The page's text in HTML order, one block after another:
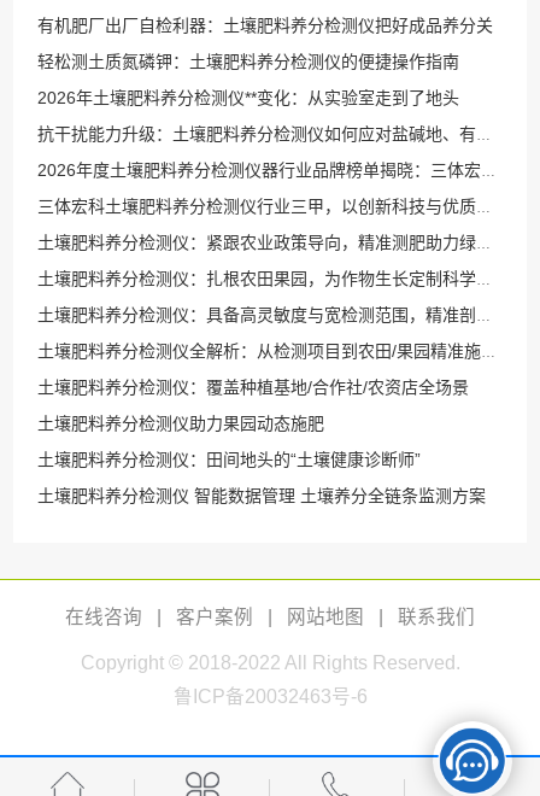
有机肥厂出厂自检利器：土壤肥料养分检测仪把好成品养分关
轻松测土质氮磷钾：土壤肥料养分检测仪的便捷操作指南
2026年土壤肥料养分检测仪**变化：从实验室走到了地头
抗干扰能力升级：土壤肥料养分检测仪如何应对盐碱地、有机质干扰等复杂环境？
2026年度土壤肥料养分检测仪器行业品牌榜单揭晓：三体宏科位于前列
三体宏科土壤肥料养分检测仪行业三甲，以创新科技与优质服务树立行业标杆典范
土壤肥料养分检测仪：紧跟农业政策导向，精准测肥助力绿色农业腾飞
土壤肥料养分检测仪：扎根农田果园，为作物生长定制科学施肥方案
土壤肥料养分检测仪：具备高灵敏度与宽检测范围，精准剖析土壤养分
土壤肥料养分检测仪全解析：从检测项目到农田/果园精准施肥应用指南
土壤肥料养分检测仪：覆盖种植基地/合作社/农资店全场景
土壤肥料养分检测仪助力果园动态施肥
土壤肥料养分检测仪：田间地头的“土壤健康诊断师”
土壤肥料养分检测仪 智能数据管理 土壤养分全链条监测方案
在线咨询 客户案例 网站地图 联系我们
Copyright © 2018-2022 All Rights Reserved.
鲁ICP备20032463号-6